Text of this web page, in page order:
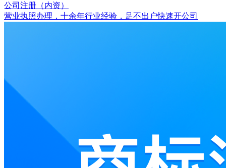
公司注册（内资）
营业执照办理，十余年行业经验，足不出户快速开公司